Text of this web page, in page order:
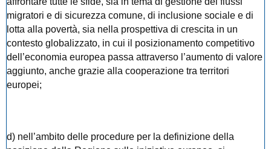
migratori e di sicurezza comune, di inclusione sociale e di
lotta alla povertà, sia nella prospettiva di crescita in un
contesto globalizzato, in cui il posizionamento competitivo
dell’economia europea passa attraverso l’aumento di valore
aggiunto, anche grazie alla cooperazione tra territori
europei;
d) nell’ambito delle procedure per la definizione della